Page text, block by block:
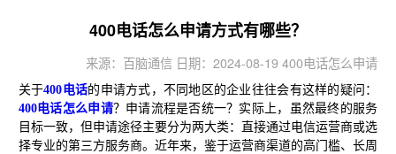
400电话怎么申请方式有哪些？
来源：百脑通信 日期：2024-08-19 400电话怎么申请
关于400电话的申请方式，不同地区的企业往往会有这样的疑问：
400电话怎么申请？申请流程是否统一？实际上，虽然最终的服务
目标一致，但申请途径主要分为两大类：直接通过电信运营商或选
择专业的第三方服务商。近年来，鉴于运营商渠道的高门槛、长周